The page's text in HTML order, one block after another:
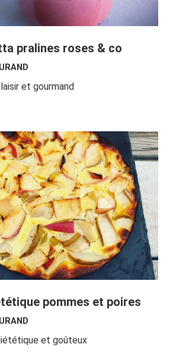
pralines roses & co
et gourmand
pommes et poires
et goûteux